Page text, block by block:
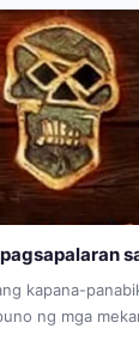
kapana-
ng mga